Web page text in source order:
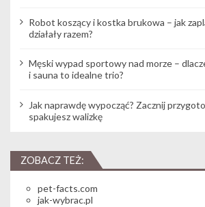
Robot koszący i kostka brukowa – jak
działały razem?
Męski wypad sportowy nad morze –
i sauna to idealne trio?
Jak naprawdę wypocząć? Zacznij
spakujesz walizkę
ZOBACZ TEŻ:
pet-facts.com
jak-wybrac.pl